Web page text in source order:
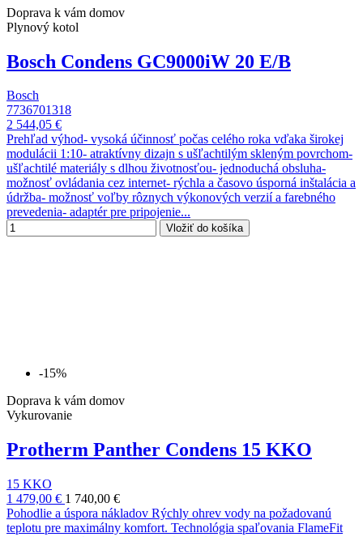
Doprava k vám domov
Plynový kotol
Bosch Condens GC9000iW 20 E/B
Bosch
7736701318
2 544,05 €
Prehľad výhod- vysoká účinnosť počas celého roka vďaka širokej
modulácii 1:10- atraktívny dizajn s ušľachtilým skleným povrchom-
ušľachtilé materiály s dlhou životnosťou- jednoduchá obsluha-
možnosť ovládania cez internet- rýchla a časovo úsporná inštalácia a
údržba- možnosť voľby rôznych výkonových verzií a farebného
prevedenia- adaptér pre pripojenie...
Vložiť do košíka
-15%
Doprava k vám domov
Vykurovanie
Protherm Panther Condens 15 KKO
15 KKO
1 479,00 € 1 740,00 €
Pohodlie a úspora nákladov Rýchly ohrev vody na požadovanú
teplotu pre maximálny komfort. Technológia spaľovania FlameFit